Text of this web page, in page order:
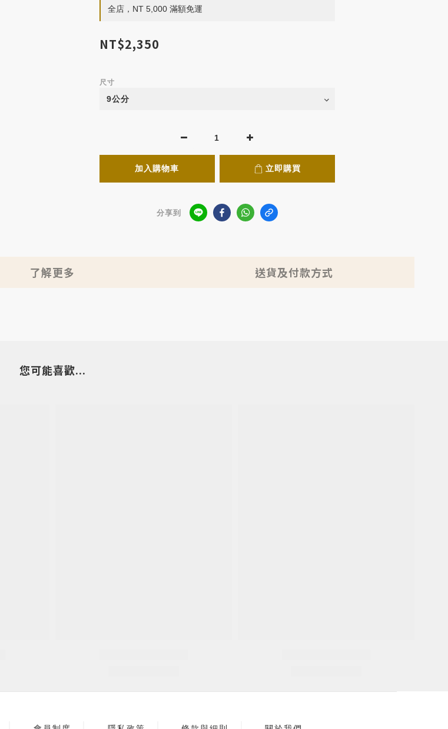
全店，NT 5,000 滿額免運
NT$2,350
尺寸
加入購物車 立即購買
分享到
了解更多 送貨及付款方式
您可能喜歡...